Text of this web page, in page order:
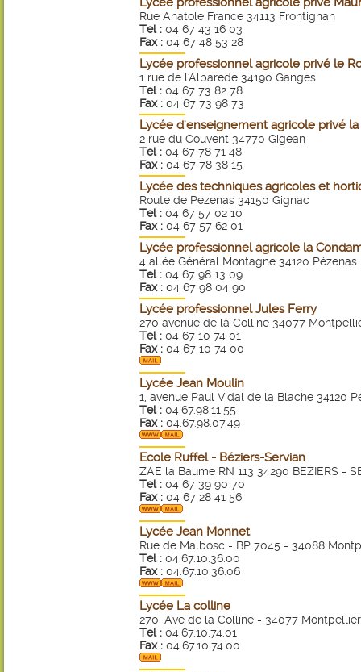
Rue Anatole France 34113 Frontignan
Tel : 04 67 43 16 03
Fax : 04 67 48 53 28
Lycée professionnel agricole privé le
1 rue de l'Albarede 34190 Ganges
Tel : 04 67 73 82 78
Fax : 04 67 73 98 73
Lycée d'enseignement agricole privé la
2 rue du Couvent 34770 Gigean
Tel : 04 67 78 71 48
Fax : 04 67 78 38 15
Lycée des techniques agricoles et
Route de Pezenas 34150 Gignac
Tel : 04 67 57 02 10
Fax : 04 67 57 62 01
Lycée professionnel agricole la
4 allée Général Montagne 34120 Pézenas
Tel : 04 67 98 13 09
Fax : 04 67 98 04 90
Lycée professionnel Jules Ferry
270 avenue de la Colline 34077
Tel : 04 67 10 74 01
Fax : 04 67 10 74 00
Lycée Jean Moulin
1, avenue Paul Vidal de la Blache 34120
Tel : 04.67.98.11.55
Fax : 04.67.98.07.49
Ecole Ruffel - Béziers-Servian
ZAE la Baume RN 113 34290 BEZIERS -
Tel : 04 67 39 90 70
Fax : 04 67 28 41 56
Lycée Jean Monnet
Rue de Malbosc - BP 7045 - 34088
Tel : 04.67.10.36.00
Fax : 04.67.10.36.06
Lycée La colline
270, Ave de la Colline - 34077 Montpellier
Tel : 04.67.10.74.01
Fax : 04.67.10.74.00